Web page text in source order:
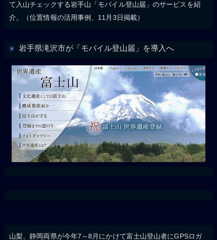
て入山チェックする岩手山「モバイル登山届」のサービスを紹
介。（位置情報の活用事例、11月3日掲載）
岩手県滝沢市が「モバイル登山届」を導入へ
山梨、静岡両県が今年7～8月にかけて富士山登山者にGPSロガ